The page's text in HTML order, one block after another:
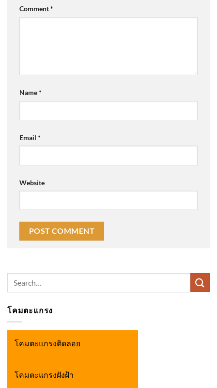
Comment*
Name*
Email *
Website
โคมตะแกรง
โคมตะแกรงติดลอย
โคมตะแกรงฝังฝ้า